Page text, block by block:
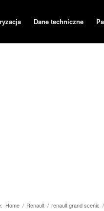
Dane techniczne
Home / Renault / renault grand scenic /